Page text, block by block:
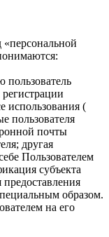
пользователь
регистрации
использования (
пользователя
почты
другая
Пользователем
субъекта
образом.
на его